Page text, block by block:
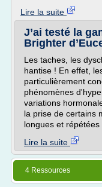
Lire la suite
J’ai testé la
Brighter
Les taches, les
hantise ! En effet,
particulièrement
phénomènes
variations
la prise de certains
longues et répétées
Lire la suite
4 Ressources